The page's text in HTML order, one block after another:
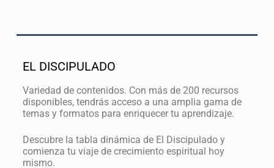
EL DISCIPULADO
Variedad de contenidos. Con más de 200 recursos
disponibles, tendrás acceso a una amplia gama de
temas y formatos para enriquecer tu aprendizaje.
Descubre la tabla dinámica de El Discipulado y
comienza tu viaje de crecimiento espiritual hoy
mismo.